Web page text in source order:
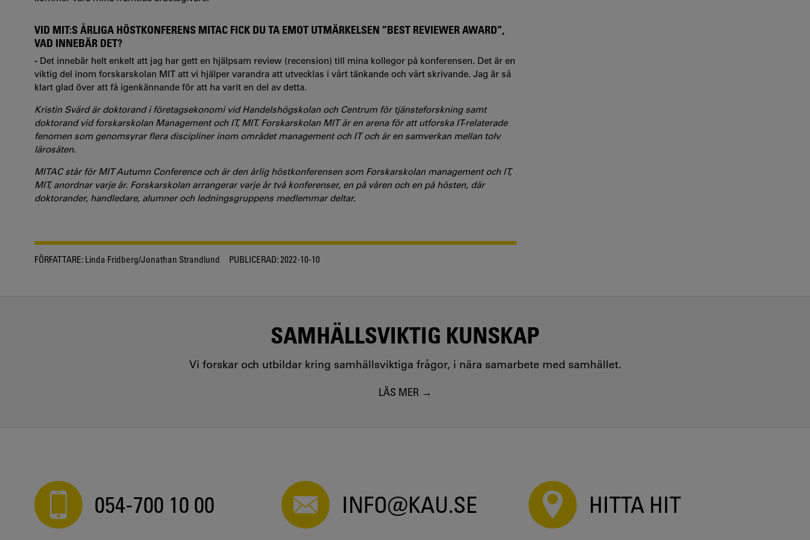
VID MIT:S ÅRLIGA HÖSTKONFERENS MITAC FICK DU TA EMOT UTMÄRKELSEN ”BEST REVIEWER AWARD”,
VAD INNEBÄR DET?
- Det innebär helt enkelt att jag har gett en hjälpsam review (recension) till mina kollegor på konferensen. Det är en
viktig del inom forskarskolan MIT att vi hjälper varandra att utvecklas i vårt tänkande och vårt skrivande. Jag är så
klart glad över att få igenkännande för att ha varit en del av detta.
Kristin Svärd är doktorand i företagsekonomi vid Handelshögskolan och Centrum för tjänsteforskning samt
doktorand vid forskarskolan Management och IT, MIT. Forskarskolan MIT är en arena för att utforska IT-relaterade
fenomen som genomsyrar flera discipliner inom området management och IT och är en samverkan mellan tolv
lärosäten.
MITAC står för MIT Autumn Conference och är den årlig höstkonferensen som Forskarskolan management och IT,
MIT, anordnar varje år. Forskarskolan arrangerar varje år två konferenser, en på våren och en på hösten, där
doktorander, handledare, alumner och ledningsgruppens medlemmar deltar.
FÖRFATTARE: Linda Fridberg/Jonathan Strandlund PUBLICERAD:2022-10-10
SAMHÄLLSVIKTIG KUNSKAP
Vi forskar och utbildar kring samhällsviktiga frågor, i nära samarbete med samhället.
LÄS MER
054-700 10 00 INFO@KAU.SE HITTA HIT